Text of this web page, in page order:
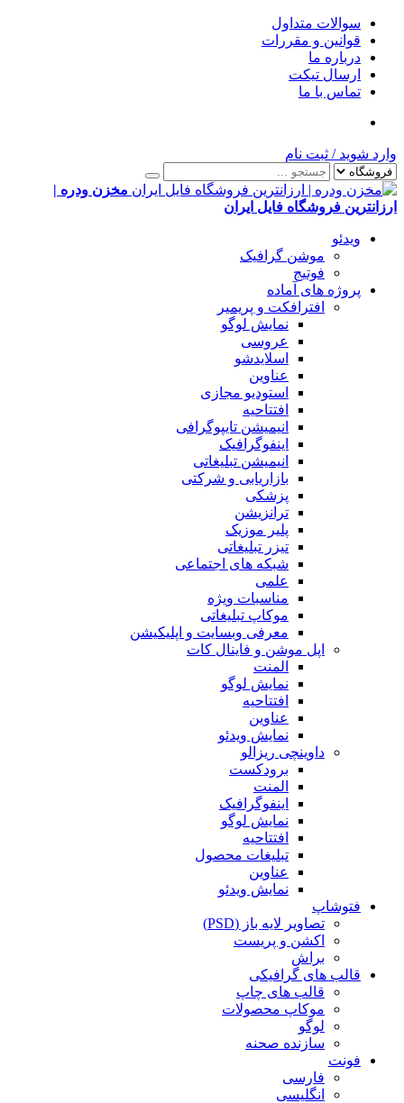
سوالات متداول
قوانین و مقررات
درباره ما
ارسال تیکت
تماس با ما
وارد شوید / ثبت نام
مخزن ودره |
ارزانترین فروشگاه فایل ایران
ویدئو
موشن گرافیک
فوتیج
پروژه های آماده
افترافکت و پریمیر
نمایش لوگو
عروسی
اسلایدشو
عناوین
استودیو مجازی
افتتاحیه
انیمیشن تایپوگرافی
اینفوگرافیک
انیمیشن تبلیغاتی
بازاریابی و شرکتی
پزشکی
ترانزیشن
پلیر موزیک
تیزر تبلیغاتی
شبکه های اجتماعی
علمی
مناسبات ویژه
موکاپ تبلیغاتی
معرفی وبسایت و اپلیکیشن
اپل موشن و فاینال کات
المنت
نمایش لوگو
افتتاحیه
عناوین
نمایش ویدئو
داوینچی ریزالو
برودکست
المنت
اینفوگرافیک
نمایش لوگو
افتتاحیه
تبلیغات محصول
عناوین
نمایش ویدئو
فتوشاپ
تصاویر لایه باز (PSD)
اکشن و پریست
براش
قالب های گرافیکی
قالب های چاپ
موکاپ محصولات
لوگو
سازنده صحنه
فونت
فارسی
انگلیسی